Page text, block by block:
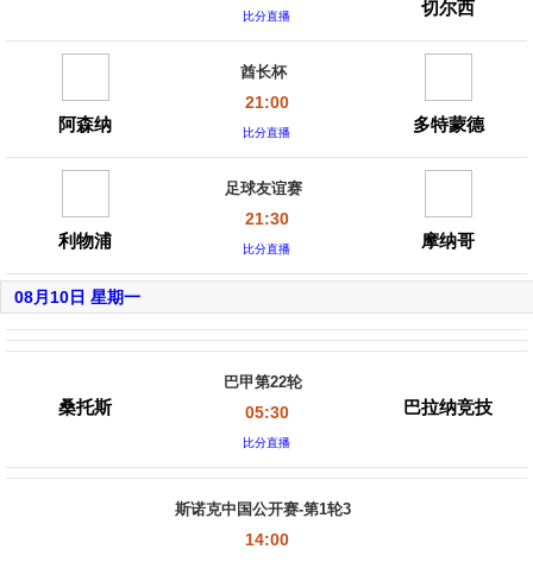
比分直播 切尔西
阿森纳
酋长杯
21:00
比分直播 多特蒙德
利物浦
足球友谊赛
21:30
比分直播 摩纳哥
08月10日 星期一
桑托斯
巴甲第22轮
05:30
比分直播
巴拉纳竞技
斯诺克中国公开赛-第1轮3
14:00